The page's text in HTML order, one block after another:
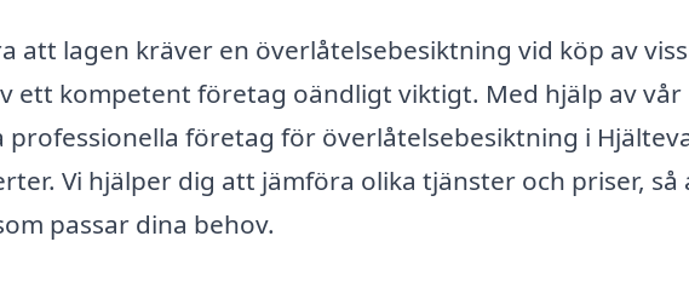
att lagen kräver en överlåtelsebesiktning vid köp av
ett kompetent företag oändligt viktigt. Med hjälp av vår
företag för överlåtelsebesiktning i
Vi hjälper dig att jämföra olika tjänster och priser, så
passar dina behov.